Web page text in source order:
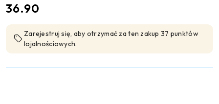
cena:
36.90
Zarejestruj się, aby otrzymać za ten zakup 37 punktów
lojalnościowych.